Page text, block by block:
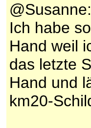
Ich habe
Hand weil
das letzte
Hand und
km20-